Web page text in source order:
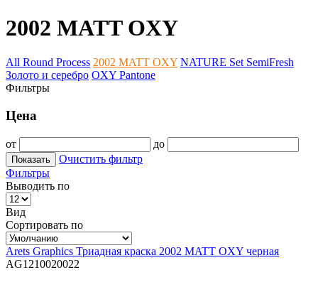
2002 MATT OXY
All Round Process 2002 MATT OXY NATURE Set SemiFresh
Золото и серебро OXY Pantone
Фильтры
Цена
от до
Показать
Очистить фильтр
Фильтры
Выводить по
Вид
Сортировать по
Arets Graphics Триадная краска 2002 MATT OXY черная
AG1210020022